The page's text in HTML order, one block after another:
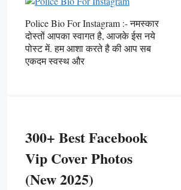
Police Bio For Instagram :- नमस्कार
दोस्तों आपका स्वागत है, आजके ईस नये
पोस्ट में. हम आशा करते है की आप सब
एकदम स्वस्थ और
300+ Best Facebook
Vip Cover Photos
(New 2025)